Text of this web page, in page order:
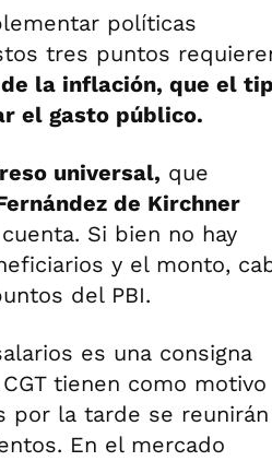
políticas
tres puntos
la inflación, que el
el gasto público.
universal, que
de Kirchner
Si bien no hay
y el monto,
del PBI.
es una consigna
tienen como motivo
por la tarde se reunirán
En el mercado